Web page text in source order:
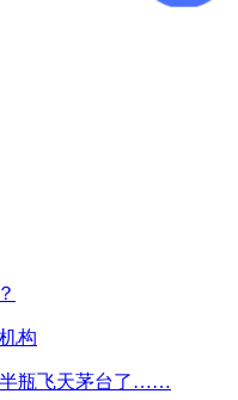
构
半瓶飞天茅台了……